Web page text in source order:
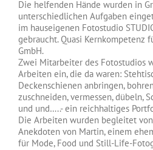
Die helfenden Hände wurden in
unterschiedlichen Aufgaben
im hauseigenen Fotostudio
gebraucht. Quasi Kernkompetenz
GmbH.
Zwei Mitarbeiter des Fotostudios
Arbeiten ein, die da waren:
Deckenschienen anbringen,
zuschneiden, vermessen, dübeln,
und und…..- ein reichhaltiges
Die Arbeiten wurden begleitet
Anekdoten von Martin, einem
für Mode, Food und Still-Life-